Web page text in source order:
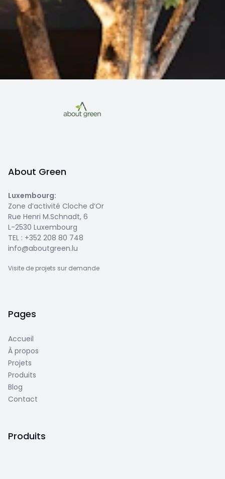
About Green
Luxembourg:
Zone d’activité Cloche d’Or
Rue Henri M.Schnadt, 6
L-2530 Luxembourg
TEL : +352 208 80 748
info@aboutgreen.lu
Visite de projets sur demande
Pages
Accueil
À propos
Projets
Produits
Blog
Contact
Produits